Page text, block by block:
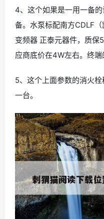
4、这个如果是一用一备
备。水泵标配南方CDLF
变频器 正泰元器件，质保
应商底价在4W左右。终端
5、这个上面参数的消火
一台。